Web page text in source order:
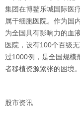
集团在博鳌乐城国际医
属干细胞医院。作为国
为全国具有影响力的血
医院，设有100个百级
过1000例，是全国规模
者移植资源紧张的困境。
股市资讯